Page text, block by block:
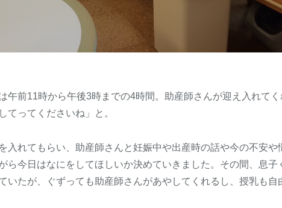
午前11時から午後3時までの4時間。助産師さんが迎え入れて
てってくださいね」と。
入れてもらい、助産師さんと妊娠中や出産時の話や今の不安や
ら今日はなにをしてほしいか決めていきました。その間、息子
いたが、ぐずっても助産師さんがあやしてくれるし、授乳も自